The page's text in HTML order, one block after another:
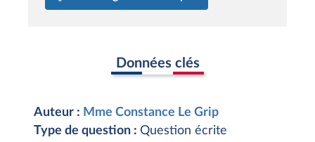
Données clés
Auteur : Mme Constance Le Grip
Type de question : Question écrite